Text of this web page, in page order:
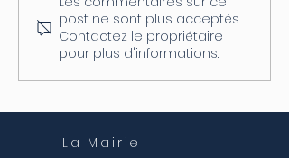
Coupure d'électricité le
04/08
post ne sont plus acceptés.
Contactez le propriétaire
pour plus d'informations.
La Mairie